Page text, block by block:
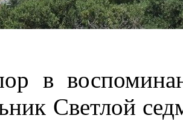
в
Светлой